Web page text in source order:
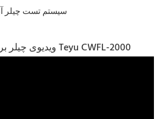
S&A ویدیوی چیلر برودتی کنترل دما Teyu CWFL-2000